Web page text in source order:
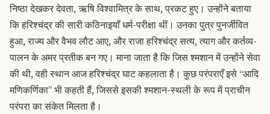
निष्ठा देखकर देवता, ऋषि विश्वामित्र के साथ, प्रकट हुए। उन्होंने बताया
कि हरिश्चंद्र की सारी कठिनाइयाँ धर्म-परीक्षा थीं। उनका पुत्र पुनर्जीवित
हुआ, राज्य और वैभव लौट आए, और राजा हरिश्चंद्र सत्य, त्याग और कर्तव्य-
पालन के अमर प्रतीक बन गए। माना जाता है कि जिस श्मशान में उन्होंने सेवा
की थी, वही स्थान आज हरिश्चंद्र घाट कहलाता है। कुछ परंपराएँ इसे “आदि
मणिकर्णिका” भी कहती हैं, जिससे इसकी श्मशान-स्थली के रूप में प्राचीन
परंपरा का संकेत मिलता है।